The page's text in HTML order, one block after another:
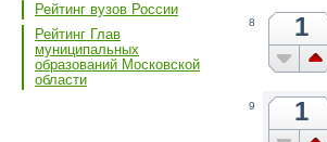
Рейтинг вузов России
Рейтинг Глав
муниципальных
образований Московской
области
8 1
9 1